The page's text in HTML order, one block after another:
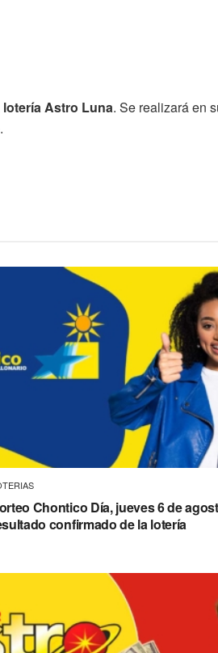
lotería Astro Luna. Se realizará en
Chontico Día, jueves 6 de
confirmado de la lotería